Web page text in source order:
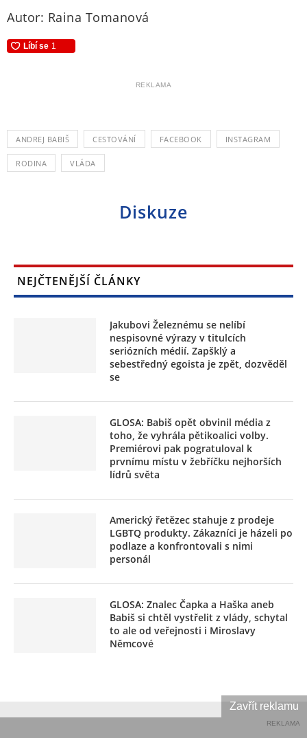
Autor: Raina Tomanová
REKLAMA
ANDREJ BABIŠ CESTOVÁNÍ FACEBOOK INSTAGRAM
RODINA VLÁDA
Diskuze
NEJČTENĚJŠÍ ČLÁNKY
Jakubovi Železnému se nelíbí
nespisovné výrazy v titulcích
seriózních médií. Zapšklý a
sebestředný egoista je zpět, dozvěděl
se
GLOSA: Babiš opět obvinil média z
toho, že vyhrála pětikoalici volby.
Premiérovi pak pogratuloval k
prvnímu místu v žebříčku nejhorších
lídrů světa
Americký řetězec stahuje z prodeje
LGBTQ produkty. Zákazníci je házeli po
podlaze a konfrontovali s nimi
personál
GLOSA: Znalec Čapka a Haška aneb
Babiš si chtěl vystřelit z vlády, schytal
to ale od veřejnosti i Miroslavy
Němcové
REKLAMA
Zavřít reklamu